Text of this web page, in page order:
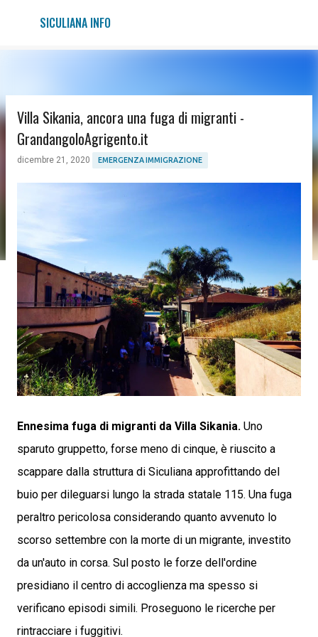
Passa ai contenuti principali
SICULIANA INFO
Villa Sikania, ancora una fuga di migranti -
GrandangoloAgrigento.it
dicembre 21, 2020 EMERGENZA IMMIGRAZIONE
Ennesima fuga di migranti da Villa Sikania. Uno
sparuto gruppetto, forse meno di cinque, è riuscito a
scappare dalla struttura di Siculiana approfittando del
buio per dileguarsi lungo la strada statale 115. Una fuga
peraltro pericolosa considerando quanto avvenuto lo
scorso settembre con la morte di un migrante, investito
da un'auto in corsa. Sul posto le forze dell'ordine
presidiano il centro di accoglienza ma spesso si
verificano episodi simili. Proseguono le ricerche per
rintracciare i fuggitivi.